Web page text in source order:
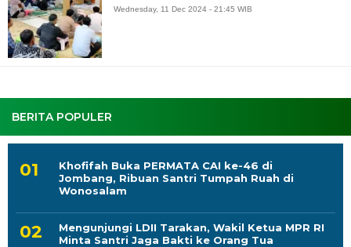
BERITA POPULER
Khofifah Buka PERMATA CAI ke-46 di
Jombang, Ribuan Santri Tumpah Ruah di
Wonosalam
Mengunjungi LDII Tarakan, Wakil Ketua MPR RI
Minta Santri Jaga Bakti ke Orang Tua
Wednesday, 11 Dec 2024 - 21:45 WIB